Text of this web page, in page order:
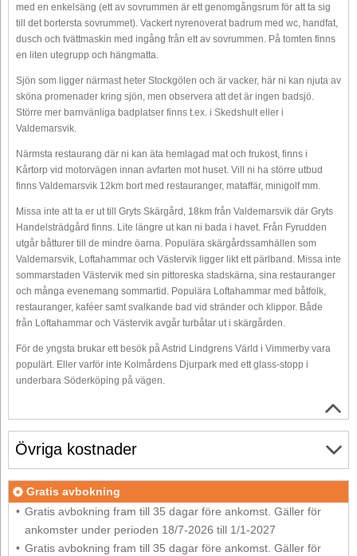
med en enkelsäng (ett av sovrummen är ett genomgångsrum för att ta sig
till det bortersta sovrummet). Vackert nyrenoverat badrum med wc, handfat,
dusch och tvättmaskin med ingång från ett av sovrummen. På tomten finns
en liten utegrupp och hängmatta.
Sjön som ligger närmast heter Stockgölen och är vacker, här ni kan njuta av
sköna promenader kring sjön, men observera att det är ingen badsjö.
Större mer barnvänliga badplatser finns t.ex. i Skedshult eller i
Valdemarsvik.
Närmsta restaurang där ni kan äta hemlagad mat och frukost, finns i
Kårtorp vid motorvägen innan avfarten mot huset. Vill ni ha större utbud
finns Valdemarsvik 12km bort med restauranger, mataffär, minigolf mm.
Missa inte att ta er ut till Gryts Skärgård, 18km från Valdemarsvik där Gryts
Handelsträdgård finns. Lite längre ut kan ni bada i havet. Från Fyrudden
utgår båtturer till de mindre öarna. Populära skärgårdssamhällen som
Valdemarsvik, Loftahammar och Västervik ligger likt ett pärlband. Missa inte
sommarstaden Västervik med sin pittoreska stadskärna, sina restauranger
och många evenemang sommartid. Populära Loftahammar med båtfolk,
restauranger, kaféer samt svalkande bad vid stränder och klippor. Både
från Loftahammar och Västervik avgår turbåtar ut i skärgården.
För de yngsta brukar ett besök på Astrid Lindgrens Värld i Vimmerby vara
populärt. Eller varför inte Kolmårdens Djurpark med ett glass-stopp i
underbara Söderköping på vägen.
Övriga kostnader
Gratis avbokning
Gratis avbokning fram till 35 dagar före ankomst. Gäller för
ankomster under perioden 18/7-2026 till 1/1-2027
Gratis avbokning fram till 35 dagar före ankomst. Gäller för